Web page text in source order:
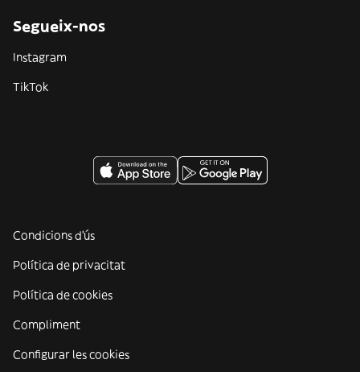
Segueix-nos
Instagram
TikTok
Condicions d'ús
Política de privacitat
Política de cookies
Compliment
Configurar les cookies